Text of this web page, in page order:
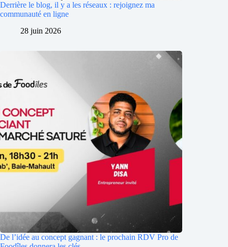
Derrière le blog, il y a les réseaux : rejoignez ma
communauté en ligne
28 juin 2026
De l’idée au concept gagnant : le prochain RDV Pro de